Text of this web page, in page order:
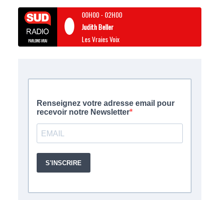
00H00- 02H00
Judith Beller
Les Vraies Voix